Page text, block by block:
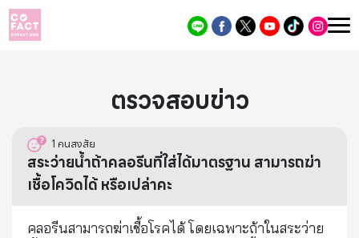
ตรวจสอบข่าว
1 คนสงสัย
สระว่ายน้ำถ้าคลอรีนที่ใส่ได้มาตรฐาน สามารถฆ่า
เชื้อโควิดได้ หรือเปล่าคะ
คลอรีนสามารถฆ่าเชื้อโรคได้ โดยเฉพาะถ้าในสระว่าย